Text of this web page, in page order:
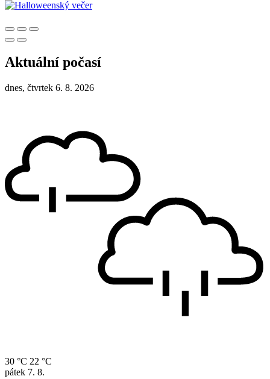
Aktuální počasí
dnes, čtvrtek 6. 8. 2026
30 °C 22 °C
pátek 7. 8.